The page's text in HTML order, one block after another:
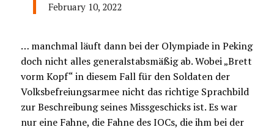
February 10, 2022
… manchmal läuft dann bei der Olympiade in Peking
doch nicht alles generalstabsmäßig ab. Wobei „Brett
vorm Kopf“ in diesem Fall für den Soldaten der
Volksbefreiungsarmee nicht das richtige Sprachbild
zur Beschreibung seines Missgeschicks ist. Es war
nur eine Fahne, die Fahne des IOCs, die ihm bei der